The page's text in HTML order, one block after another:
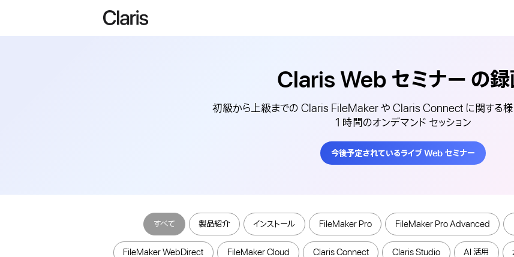
Claris Web セミナー の
初級から上級までの Claris FileMaker や Claris Connect に関する様
1 時間のオンデマンド セッション
今後予定されているライブ Web セミナー
すべて 製品紹介 インストール FileMaker Pro FileMaker Pro Advanced
FileMaker WebDirect FileMaker Cloud Claris Connect Claris Studio AI 活用